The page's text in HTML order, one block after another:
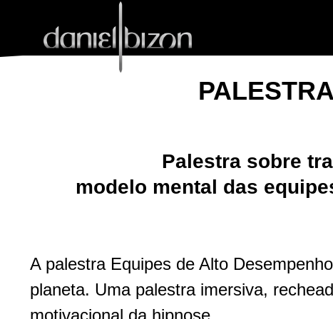
Palestra sobre
modelo mental das
A palestra Equipes de Alto
planeta. Uma palestra imersiva,
motivacional da hipnose.